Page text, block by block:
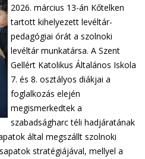
2026. március 13-án Kőtelken
tartott kihelyezett levéltár-
pedagógiai órát a szolnoki
levéltár munkatársa. A Szent
Gellért Katolikus Általános Iskola
7. és 8. osztályos diákjai a
foglalkozás elején
megismerkedtek a
szabadságharc téli hadjáratának
által megszállt szolnoki
stratégiájával, mellyel a